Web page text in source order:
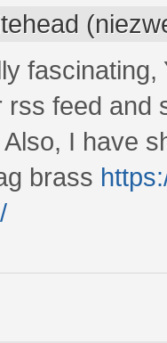
fascinating,
rss feed and
I have
brass